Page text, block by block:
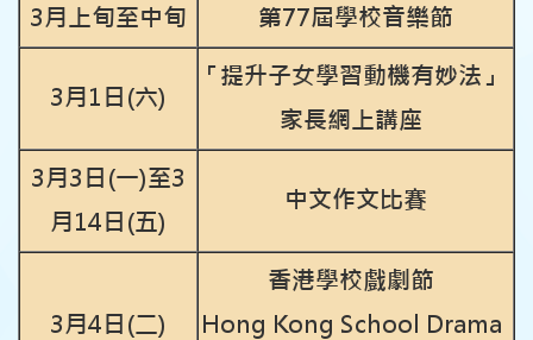
3月上旬至中旬
第77屆學校音樂節
3月1日(六)
「提升子女學習動機有妙法」
家長網上講座
3月3日(一)至3
月14日(五)
中文作文比賽
3月4日(二)
香港學校戲劇節
Hong Kong School Drama